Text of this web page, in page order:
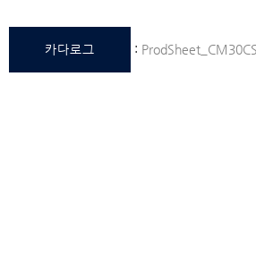
카다로그 :